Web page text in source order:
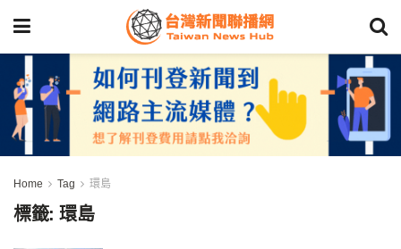
Home Tag 環島
標籤:環島